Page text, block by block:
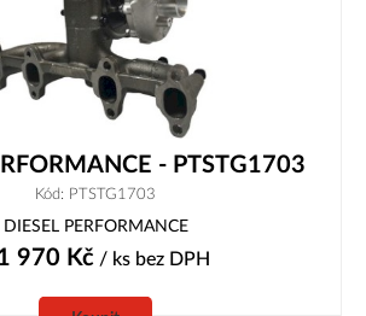
- PTSTG1703
Kód: PTSTG1703
DIESEL PERFORMANCE
970 Kč/ ks bez DPH